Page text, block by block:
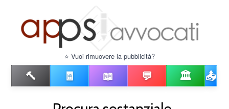
⭐ Vuoi rimuovere la pubblicità?
🔨 🧾 📖 💬 🏛️ 📤